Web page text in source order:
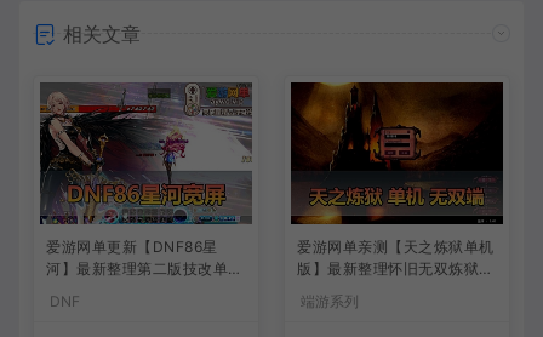
相关文章
爱游网单更新【DNF86星
河】最新整理第二版技改单机
业二觉 修罗鬼泣等多职业技
DNF
爱游网单亲测【天之炼狱单机
版】最新整理怀旧无双炼狱端
发道具 视频安装教学 虚拟机
端游系列